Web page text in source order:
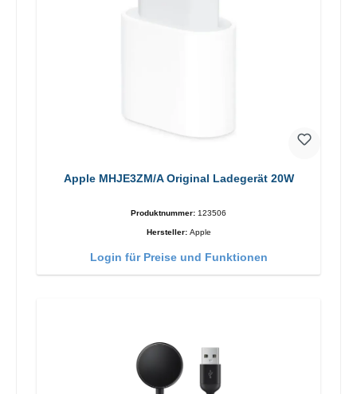
Apple MHJE3ZM/A Original Ladegerät 20W
Produktnummer: 123506
Hersteller: Apple
Login für Preise und Funktionen